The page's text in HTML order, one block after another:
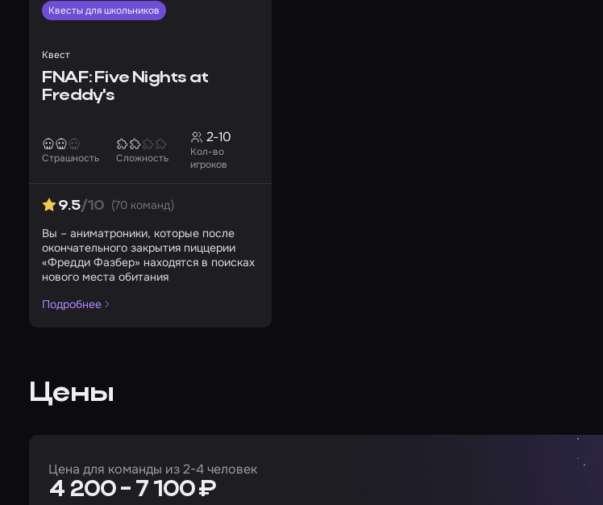
Квесты для школьников
Квест
FNAF: Five Nights at
Freddy's
Страшность Сложность
Кол-во
игроков
2-10
9.5/10 (70 команд)
Вы – аниматроники, которые после
окончательного закрытия пиццерии
«Фредди Фазбер» находятся в поисках
нового места обитания
Подробнее
Цены
Цена для команды из 2-4 человек
4 200 - 7 100 ₽